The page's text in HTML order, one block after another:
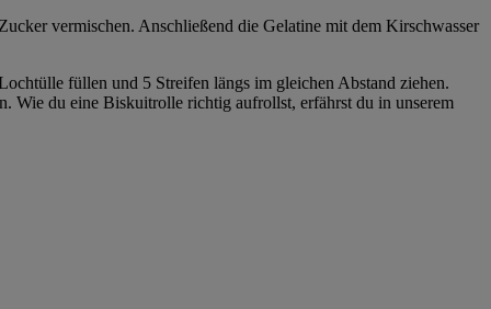
vermischen. Anschließend die Gelatine mit dem Kirschwasser
füllen und 5 Streifen längs im gleichen Abstand ziehen.
Wie du eine Biskuitrolle richtig aufrollst, erfährst du in unserem